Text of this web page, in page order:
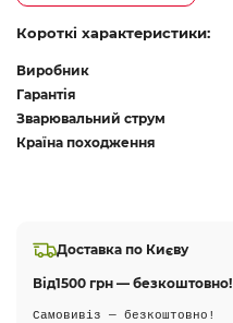
Короткі характеристики:
Виробник
Гарантія
Зварювальний струм
Країна походження
Доставка по Києву
Від1500 грн — безкоштовно!
Самовивіз — безкоштовно!